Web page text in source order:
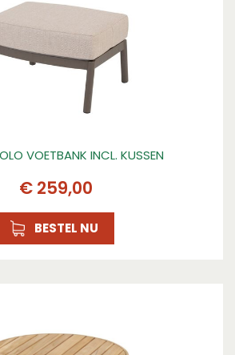
VOETBANK INCL. KUSSEN
€ 259,00
BESTEL NU